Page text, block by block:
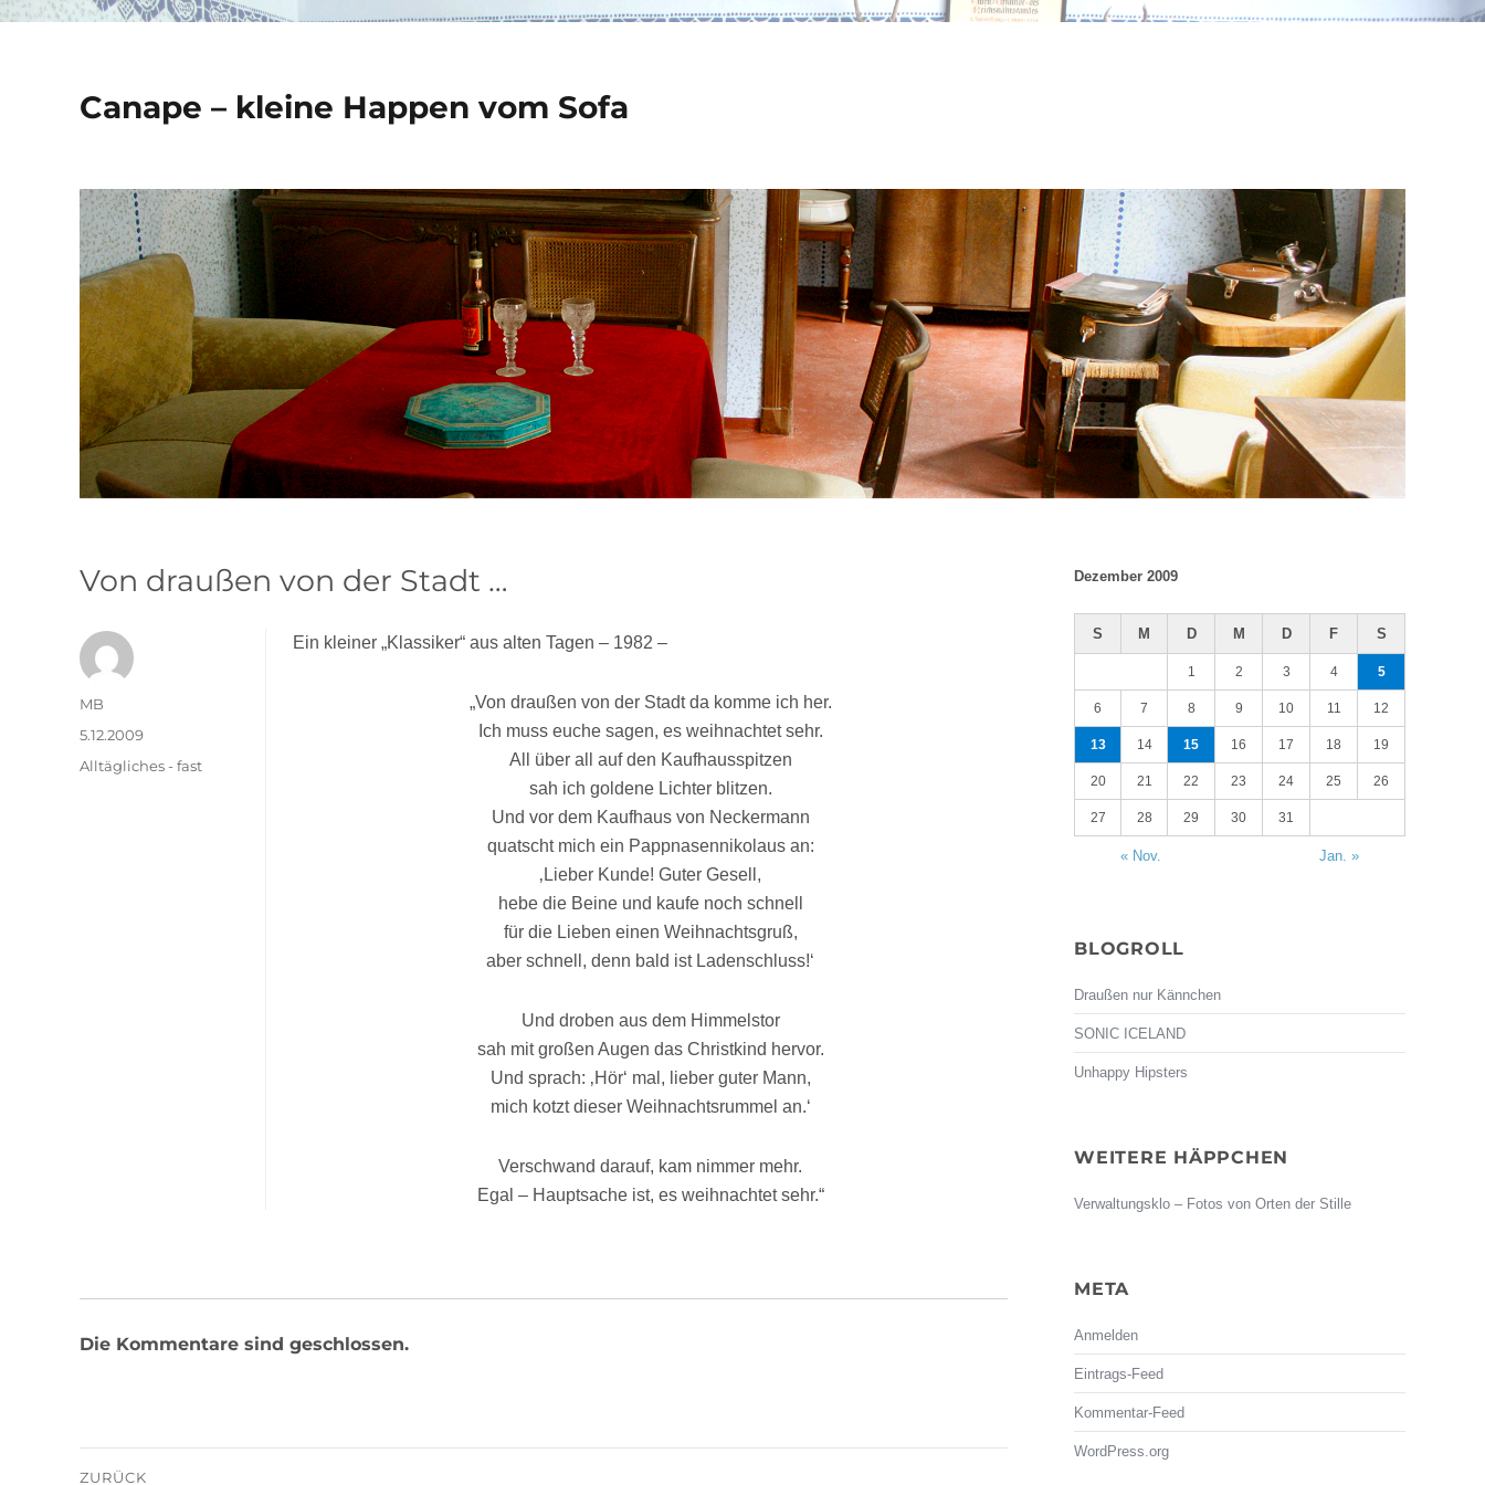
Canape – kleine Happen vom Sofa
Von draußen von der Stadt …
Ein kleiner „Klassiker“ aus alten Tagen – 1982 –
„Von draußen von der Stadt da komme ich her.
Ich muss euche sagen, es weihnachtet sehr.
All über all auf den Kaufhausspitzen
sah ich goldene Lichter blitzen.
Und vor dem Kaufhaus von Neckermann
quatscht mich ein Pappnasennikolaus an:
‚Lieber Kunde! Guter Gesell,
hebe die Beine und kaufe noch schnell
für die Lieben einen Weihnachtsgruß,
aber schnell, denn bald ist Ladenschluss!‘
Und droben aus dem Himmelstor
sah mit großen Augen das Christkind hervor.
Und sprach: ‚Hör‘ mal, lieber guter Mann,
mich kotzt dieser Weihnachtsrummel an.‘
Verschwand darauf, kam nimmer mehr.
Egal – Hauptsache ist, es weihnachtet sehr.“
Autor
MB
Veröffentlicht
am
5.12.2009
Kategorien
Alltägliches - fast
Die Kommentare sind geschlossen.
Beitragsnavigation
ZURÜCK
Dezember 2009
S M D M D F S
1 2 3 4 5
6 7 8 9 10 11 12
13 14 15 16 17 18 19
20 21 22 23 24 25 26
27 28 29 30 31
« Nov. Jan. »
BLOGROLL
Draußen nur Kännchen
SONIC ICELAND
Unhappy Hipsters
WEITERE HÄPPCHEN
Verwaltungsklo – Fotos von Orten der Stille
META
Anmelden
Eintrags-Feed
Kommentar-Feed
WordPress.org